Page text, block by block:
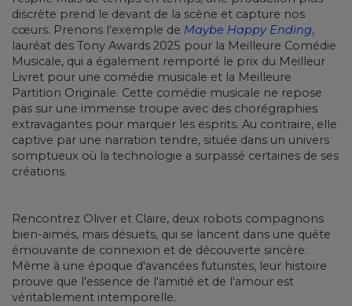
discrète prend le devant de la scène et capture nos
cœurs. Prenons l'exemple de Maybe Happy Ending,
lauréat des Tony Awards 2025 pour la Meilleure Comédie
Musicale, qui a également remporté le prix du Meilleur
Livret pour une comédie musicale et la Meilleure
Partition Originale. Cette comédie musicale ne repose
pas sur une immense troupe avec des chorégraphies
extravagantes pour marquer les esprits. Au contraire, elle
captive par une narration tendre, située dans un univers
somptueux où la technologie a surpassé certaines de ses
créations.
Rencontrez Oliver et Claire, deux robots compagnons
bien-aimés, mais désuets, qui se lancent dans une quête
émouvante de connexion et de découverte sincère.
Même à une époque d'avancées futuristes, leur histoire
prouve que l'essence de l'amitié et de l'amour est
véritablement intemporelle.